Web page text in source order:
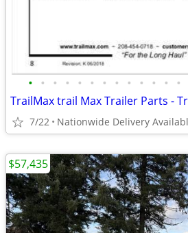
• • • • • • • • • • • • •
TrailMax trail Max Trailer Parts -
7/22 Nationwide Delivery
$57,435